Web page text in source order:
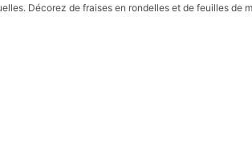
Décorez de fraises en rondelles et de feuilles de